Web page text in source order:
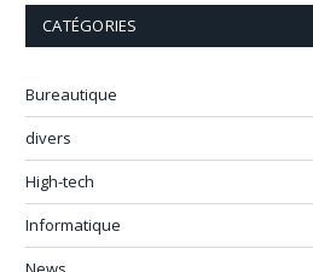
CATÉGORIES
Bureautique
divers
High-tech
Informatique